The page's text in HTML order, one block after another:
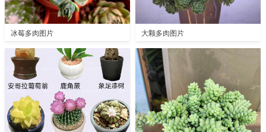
冰莓多肉图片 大颗多肉图片